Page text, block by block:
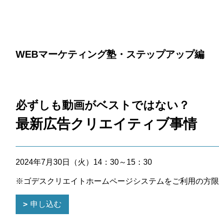
WEBマーケティング塾・ステップアップ編
必ずしも動画がベストではない？
最新広告クリエイティブ事情
2024年7月30日（火）14：30～15：30
※ゴデスクリエイトホームページシステムをご利用の方
申し込む